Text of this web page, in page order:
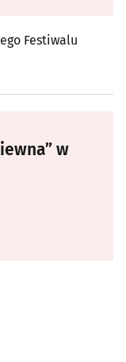
Festiwalu
w